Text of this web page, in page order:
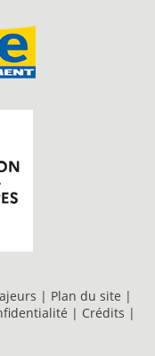
| Plan du site |
| Crédits |